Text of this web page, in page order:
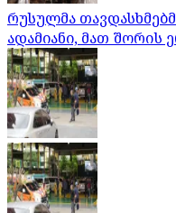
რუსულმა
ადამიანი, მათ შორის